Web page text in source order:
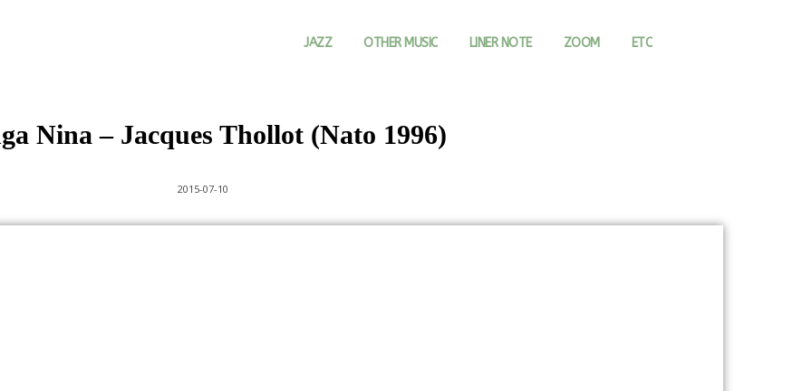
JAZZ OTHER MUSIC LINER NOTE ZOOM ETC
Nina – Jacques Thollot (Nato 1996)
2015-07-10